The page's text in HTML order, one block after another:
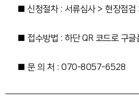
■ 신청절차 : 서류심사 > 현장점검
■ 접수방법 : 하단 QR 코드로 구글
■ 문 의 처 : 070-8057-6528